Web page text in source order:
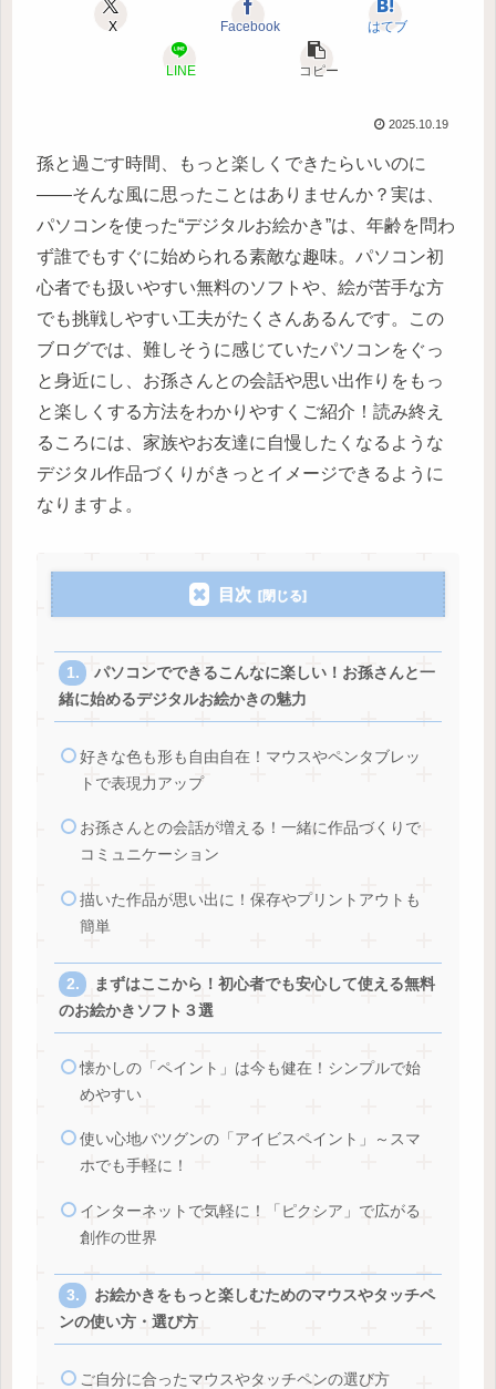
X Facebook はてブ
LINE コピー
2025.10.19
孫と過ごす時間、もっと楽しくできたらいいのに
――そんな風に思ったことはありませんか？実は、
パソコンを使った“デジタルお絵かき”は、年齢を問わ
ず誰でもすぐに始められる素敵な趣味。パソコン初
心者でも扱いやすい無料のソフトや、絵が苦手な方
でも挑戦しやすい工夫がたくさんあるんです。この
ブログでは、難しそうに感じていたパソコンをぐっ
と身近にし、お孫さんとの会話や思い出作りをもっ
と楽しくする方法をわかりやすくご紹介！読み終え
るころには、家族やお友達に自慢したくなるような
デジタル作品づくりがきっとイメージできるように
なりますよ。
目次
パソコンでできるこんなに楽しい！お孫さんと一
緒に始めるデジタルお絵かきの魅力
好きな色も形も自由自在！マウスやペンタブレッ
トで表現力アップ
お孫さんとの会話が増える！一緒に作品づくりで
コミュニケーション
描いた作品が思い出に！保存やプリントアウトも
簡単
まずはここから！初心者でも安心して使える無料
のお絵かきソフト３選
懐かしの「ペイント」は今も健在！シンプルで始
めやすい
使い心地バツグンの「アイビスペイント」～スマ
ホでも手軽に！
インターネットで気軽に！「ピクシア」で広がる
創作の世界
お絵かきをもっと楽しむためのマウスやタッチペ
ンの使い方・選び方
ご自分に合ったマウスやタッチペンの選び方